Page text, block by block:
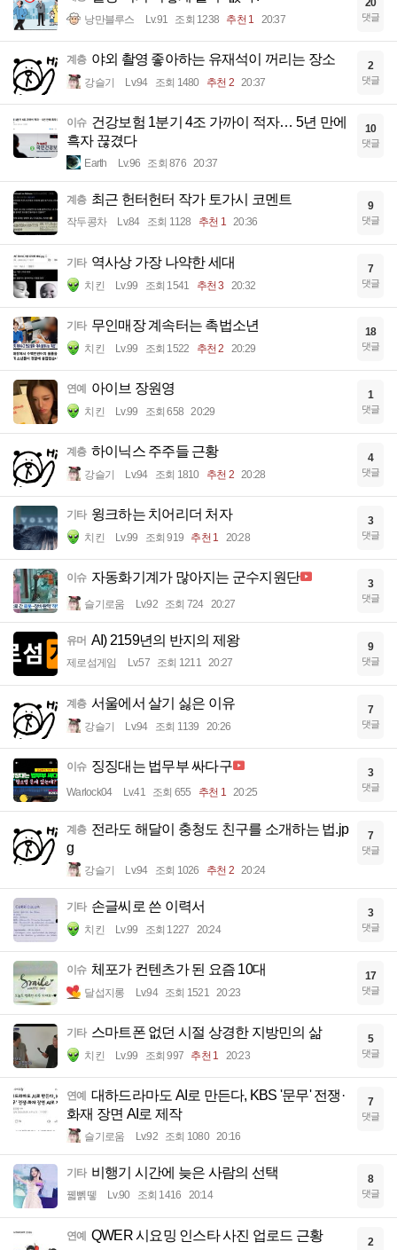
낭만블루스 Lv.91 조회 1238 추천 1 20:37
20
댓글
계층 야외 촬영 좋아하는 유재석이 꺼리는 장소
강슬기 Lv.94 조회 1480 추천 2 20:37
2
댓글
이슈 건강보험 1분기 4조 가까이 적자… 5년 만에
흑자 끊겼다
Earth Lv.96 조회 876 20:37
10
댓글
계층 최근 헌터헌터 작가 토가시 코멘트
작두콩차 Lv.84 조회 1128 추천 1 20:36
9
댓글
기타 역사상 가장 나약한 세대
치킨 Lv.99 조회 1541 추천 3 20:32
7
댓글
기타 무인매장 계속터는 촉법소년
치킨 Lv.99 조회 1522 추천 2 20:29
18
댓글
연예 아이브 장원영
치킨 Lv.99 조회 658 20:29
1
댓글
계층 하이닉스 주주들 근황
강슬기 Lv.94 조회 1810 추천 2 20:28
4
댓글
기타 윙크하는 치어리더 처자
치킨 Lv.99 조회 919 추천 1 20:28
3
댓글
이슈 자동화기계가 많아지는 군수지원단
슬기로움 Lv.92 조회 724 20:27
3
댓글
유머 AI) 2159년의 반지의 제왕
제로섬게임 Lv.57 조회 1211 20:27
9
댓글
계층 서울에서 살기 싫은 이유
강슬기 Lv.94 조회 1139 20:26
7
댓글
이슈 징징대는 법무부 싸다구
Warlock04 Lv.41 조회 655 추천 1 20:25
3
댓글
계층 전라도 해달이 충청도 친구를 소개하는 법.jp
g
강슬기 Lv.94 조회 1026 추천 2 20:24
7
댓글
기타 손글씨로 쓴 이력서
치킨 Lv.99 조회 1227 20:24
3
댓글
이슈 체포가 컨텐츠가 된 요즘 10대
달섭지롱 Lv.94 조회 1521 20:23
17
댓글
기타 스마트폰 없던 시절 상경한 지방민의 삶
치킨 Lv.99 조회 997 추천 1 20:23
5
댓글
연예
대하드라마도 AI로 만든다, KBS '문무' 전쟁·
화재 장면 AI로 제작
슬기로움 Lv.92 조회 1080 20:16
7
댓글
기타 비행기 시간에 늦은 사람의 선택
꿻뻵뗗 Lv.90 조회 1416 20:14
8
댓글
연예 QWER 시요밍 인스타 사진 업로드 근황 2